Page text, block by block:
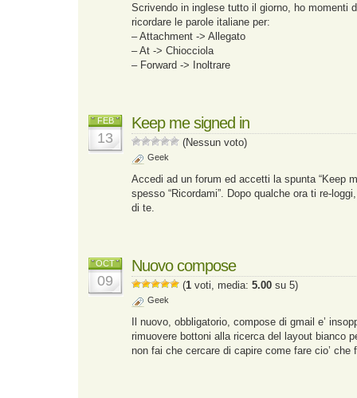
Scrivendo in inglese tutto il giorno, ho momenti
ricordare le parole italiane per:
– Attachment -> Allegato
– At -> Chiocciola
– Forward -> Inoltrare
FEB
13
Keep me signed in
(Nessun voto)
Geek
Accedi ad un forum ed accetti la spunta “Keep
spesso “Ricordami”. Dopo qualche ora ti re-
di te.
OCT
09
Nuovo compose
(1 voti, media: 5.00 su 5)
Geek
Il nuovo, obbligatorio, compose di gmail e’
rimuovere bottoni alla ricerca del layout bianco
non fai che cercare di capire come fare cio’ che